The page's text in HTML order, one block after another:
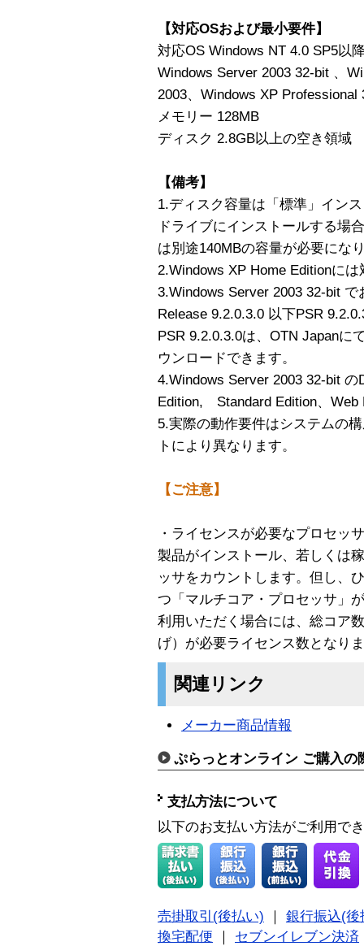
【対応OSおよび最小要件】
対応OS Windows NT 4.0 SP5以
Windows Server 2003 32-bit 、
2003、Windows XP Professional
メモリー 128MB
ディスク 2.8GB以上の空き領域
【備考】
1.ディスク容量は「標準」イン
ドライブにインストールする場
は別途140MBの容量が必要にな
2.Windows XP Home Editionに
3.Windows Server 2003 32-bit
Release 9.2.0.3.0 以下PSR
PSR 9.2.0.3.0は、OTN Japanに
ウンロードできます。
4.Windows Server 2003 32-bit
Edition, Standard Edition、Web
5.実際の動作要件はシステムの
トにより異なります。
【ご注意】
・ライセンスが必要なプロセッ
製品がインストール、若しくは
ッサをカウントします。但し、
つ「マルチコア・プロセッサ」
利用いただく場合には、総コア
げ）が必要ライセンス数となり
関連リンク
メーカー商品情報
ぷらっとオンライン ご購入の
支払方法について
以下のお支払い方法がご利用で
売掛取引(後払い)
銀行振込(後
換宅配便
セブンイレブン決済